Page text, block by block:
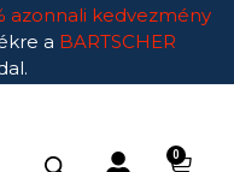
azonnali kedvezmény
a BARTSCHER
0